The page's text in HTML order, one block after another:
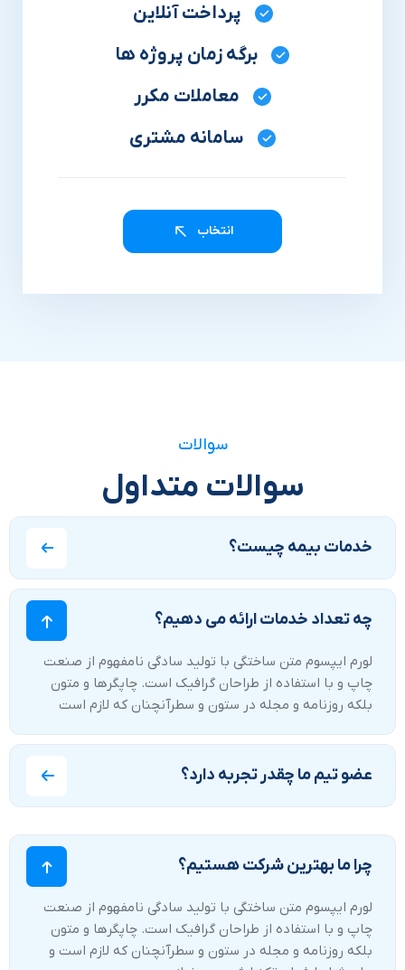
پرداخت آنلاین
برگه زمان پروژه ها
معاملات مکرر
سامانه مشتری
انتخاب
سوالات
سوالات متداول
خدمات بیمه چیست؟
چه تعداد خدمات ارائه می دهیم؟
لورم ایپسوم متن ساختگی با تولید سادگی نامفهوم از صنعت
چاپ و با استفاده از طراحان گرافیک است. چاپگرها و متون
بلکه روزنامه و مجله در ستون و سطرآنچنان که لازم است
عضو تیم ما چقدر تجربه دارد؟
چرا ما بهترین شرکت هستیم؟
لورم ایپسوم متن ساختگی با تولید سادگی نامفهوم از صنعت
چاپ و با استفاده از طراحان گرافیک است. چاپگرها و متون
بلکه روزنامه و مجله در ستون و سطرآنچنان که لازم است و